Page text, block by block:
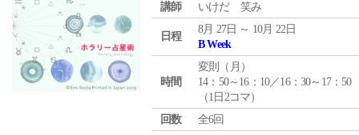
講師 いけだ 笑み
日程
8月 27日 ～ 10月 22日
B Week
時間
変則（月）
14：50～16：10／16：30～17：50
（1日2コマ）
回数
全6回